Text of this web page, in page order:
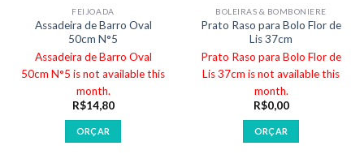
FEIJOADA
Assadeira de Barro Oval
50cm N°5
Assadeira de Barro Oval
50cm N°5 is not available this
month.
R$14,80
ORÇAR
BOLEIRAS & BOMBONIERE
Prato Raso para Bolo Flor de
Lis 37cm
Prato Raso para Bolo Flor de
Lis 37cm is not available this
month.
R$0,00
ORÇAR